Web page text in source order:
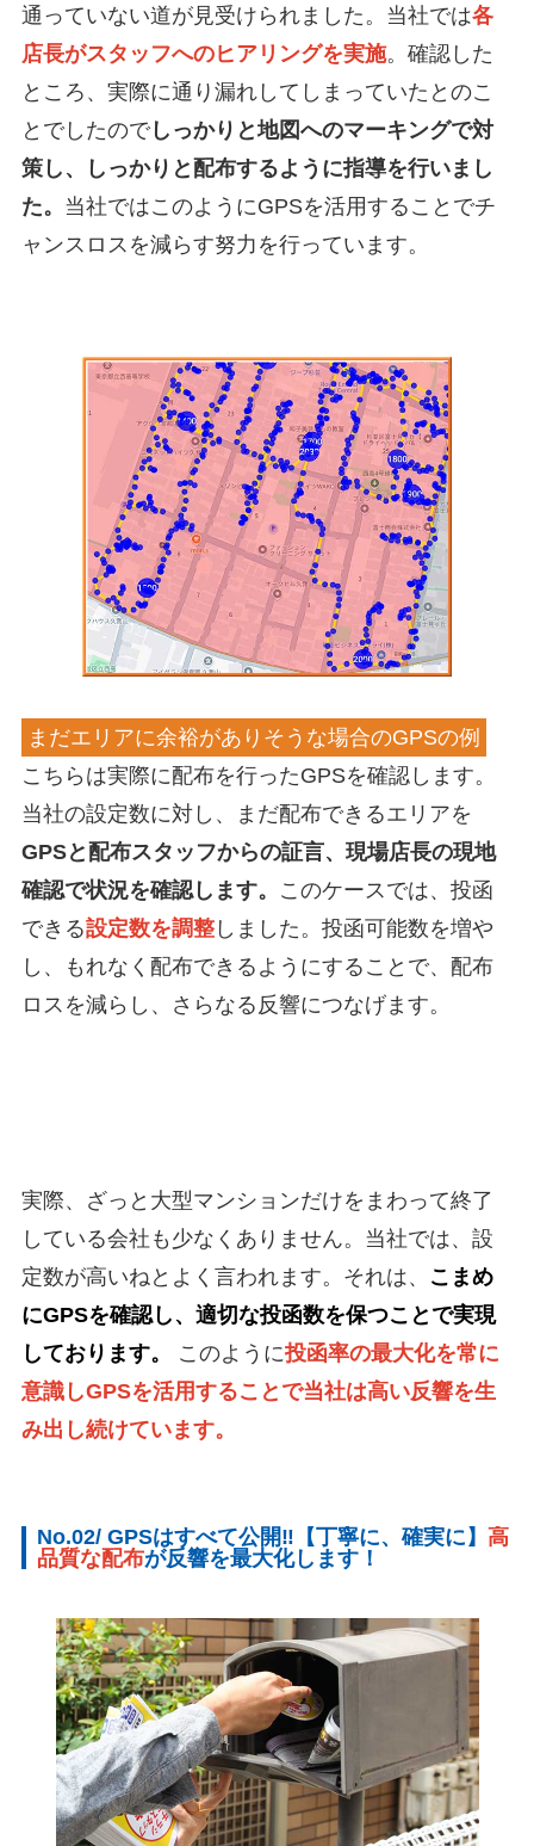
通っていない道が見受けられました。当社では各
店長がスタッフへのヒアリングを実施。確認した
ところ、実際に通り漏れしてしまっていたとのこ
とでしたのでしっかりと地図へのマーキングで対
策し、しっかりと配布するように指導を行いまし
た。 当社ではこのようにGPSを活用することでチ
ャンスロスを減らす努力を行っています。
まだエリアに余裕がありそうな場合のGPSの例
こちらは実際に配布を行ったGPSを確認します。
当社の設定数に対し、まだ配布できるエリアを
GPSと配布スタッフからの証言、現場店長の現地
確認で状況を確認します。 このケースでは、投函
できる設定数を調整 しました。投函可能数を増や
し、もれなく配布できるようにすることで、配布
ロスを減らし、さらなる反響につなげます。
実際、ざっと大型マンションだけをまわって終了
している会社も少なくありません。当社では、設
定数が高いねとよく言われます。それは、 こまめ
にGPSを確認し、適切な投函数を保つことで実現
しております。
このように投函率の最大化を常に
意識しGPSを活用することで当社は高い反響を生
み出し続けています。
No.02/ GPSはすべて公開‼【丁寧に、確実に】 高
品質な配布が反響を最大化します！